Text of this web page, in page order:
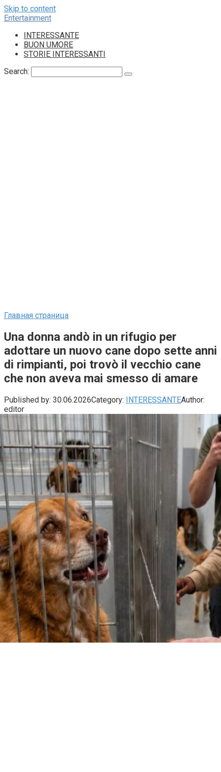
Skip to content
Entertainment
INTERESSANTE
BUON UMORE
STORIE INTERESSANTI
Search:
Главная страница
Una donna andò in un rifugio per
adottare un nuovo cane dopo sette anni
di rimpianti, poi trovò il vecchio cane
che non aveva mai smesso di amare
Published by: 30.06.2026Category: INTERESSANTEAuthor:
editor